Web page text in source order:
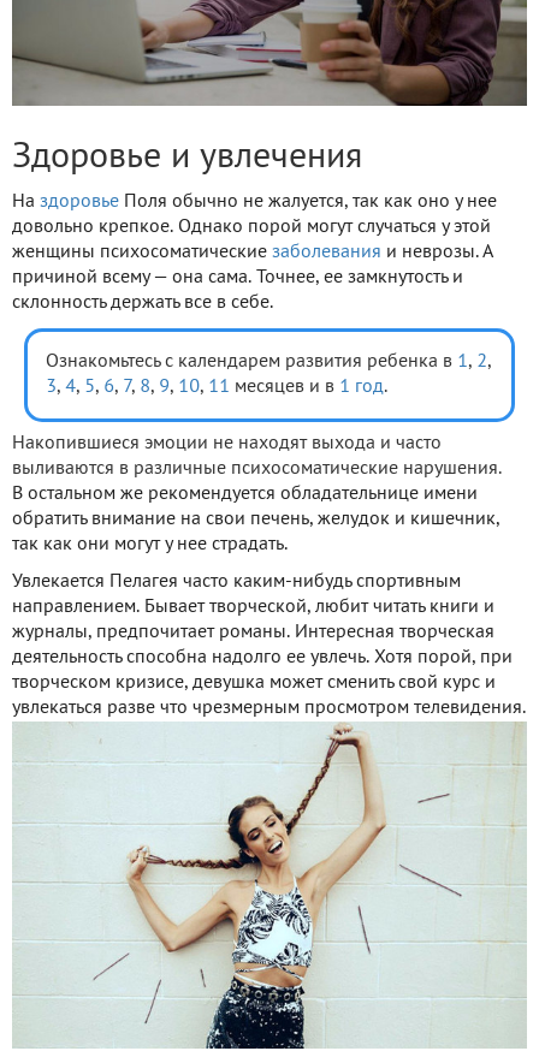
Здоровье и увлечения
На здоровье Поля обычно не жалуется, так как оно у нее
довольно крепкое. Однако порой могут случаться у этой
женщины психосоматические заболевания и неврозы. А
причиной всему — она сама. Точнее, ее замкнутость и
склонность держать все в себе.
Ознакомьтесь с календарем развития ребенка в 1, 2,
3, 4, 5, 6, 7, 8, 9, 10, 11 месяцев и в 1 год.
Накопившиеся эмоции не находят выхода и часто
выливаются в различные психосоматические нарушения.
В остальном же рекомендуется обладательнице имени
обратить внимание на свои печень, желудок и кишечник,
так как они могут у нее страдать.
Увлекается Пелагея часто каким-нибудь спортивным
направлением. Бывает творческой, любит читать книги и
журналы, предпочитает романы. Интересная творческая
деятельность способна надолго ее увлечь. Хотя порой, при
творческом кризисе, девушка может сменить свой курс и
увлекаться разве что чрезмерным просмотром телевидения.